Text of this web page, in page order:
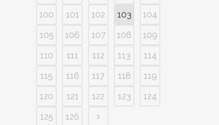
100
101 102 103
104
105
106 107 108
109
110
111 112 113
114
115
116 117 118
119
120
121 122 123
124
125
126